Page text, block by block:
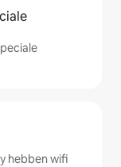
hebben wifi